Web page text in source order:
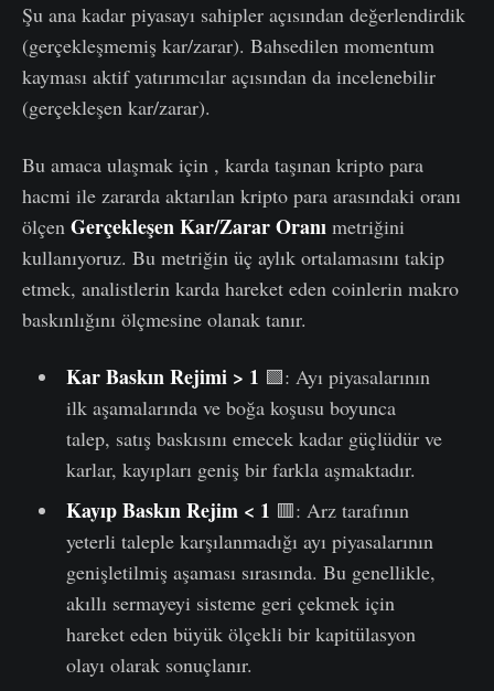
Şu ana kadar piyasayı sahipler açısından değerlendirdik
(gerçekleşmemiş kar/zarar). Bahsedilen momentum
kayması aktif yatırımcılar açısından da incelenebilir
(gerçekleşen kar/zarar).
Bu amaca ulaşmak için , karda taşınan kripto para
hacmi ile zararda aktarılan kripto para arasındaki oranı
ölçen Gerçekleşen Kar/Zarar Oranı metriğini
kullanıyoruz. Bu metriğin üç aylık ortalamasını takip
etmek, analistlerin karda hareket eden coinlerin makro
baskınlığını ölçmesine olanak tanır.
Kar Baskın Rejimi > 1 🟩: Ayı piyasalarının
ilk aşamalarında ve boğa koşusu boyunca
talep, satış baskısını emecek kadar güçlüdür ve
karlar, kayıpları geniş bir farkla aşmaktadır.
Kayıp Baskın Rejim < 1 🟥: Arz tarafının
yeterli taleple karşılanmadığı ayı piyasalarının
genişletilmiş aşaması sırasında. Bu genellikle,
akıllı sermayeyi sisteme geri çekmek için
hareket eden büyük ölçekli bir kapitülasyon
olayı olarak sonuçlanır.